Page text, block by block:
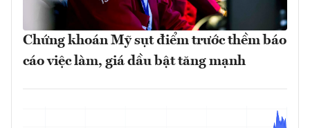
Chứng khoán Mỹ sụt điểm trước thềm báo
cáo việc làm, giá dầu bật tăng mạnh